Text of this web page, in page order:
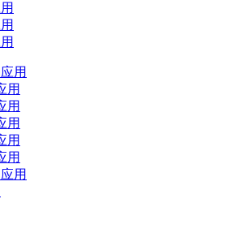
用
用
用
用
用
用
用